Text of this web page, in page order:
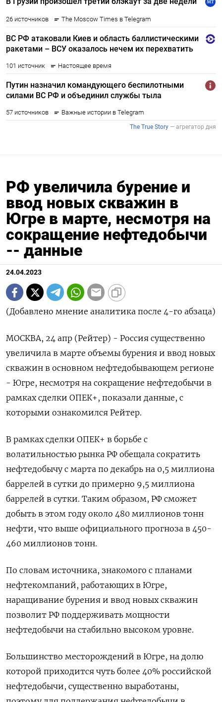
РФ увеличила бурение и
ввод новых скважин в
Югре в марте, несмотря на
сокращение нефтедобычи
-- данные
24.04.2023
(Добавлено мнение аналитика после 4-го абзаца)
МОСКВА, 24 апр (Рейтер) - Россия существенно
увеличила в марте объемы бурения и ввод новых
скважин в основном нефтедобывающем регионе
- Югре, несмотря на сокращение нефтедобычи в
рамках сделки ОПЕК+, показали данные, c
которыми ознакомился Рейтер.
В рамках сделки ОПЕК+ в борьбе с
волатильностью рынка РФ обещала сократить
нефтедобычу с марта по декабрь на 0,5 миллиона
баррелей в сутки до примерно 9,5 миллиона
баррелей в сутки. Таким образом, РФ сможет
добыть в этом году около 480 миллионов тонн
нефти, что выше официального прогноза в 450-
460 миллионов тонн.
По словам источника, знакомого с планами
нефтекомпаний, работающих в Югре,
наращивание бурения и ввод новых скважин
позволит РФ поддерживать мощности
нефтедобычи на стабильно высоком уровне.
Большинство месторождений в Югре, на долю
которой приходится чуть более 40% российской
нефтедобычи, существенно выработаны,